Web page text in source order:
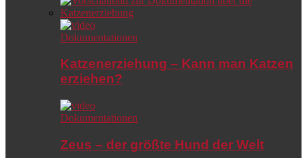
Dokumentationen
Katzenerziehung – Kann man Katzen
erziehen?
Dokumentationen
Zeus – der größte Hund der Welt